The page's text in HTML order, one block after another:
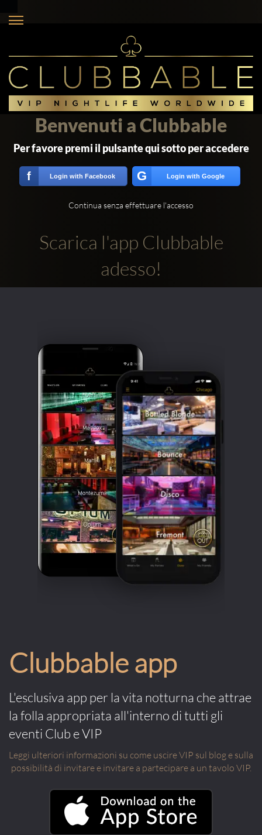
Social
network:
Benvenuti a Clubbable
Per favore premi il pulsante qui sotto per accedere
f Login with Facebook G Login with Google
Continua senza effettuare l'accesso
Scarica l'app Clubbable
adesso!
Clubbable app
L'esclusiva app per la vita notturna che attrae
la folla appropriata all'interno di tutti gli
eventi Club e VIP
Leggi ulteriori informazioni su come uscire VIP sul blog e sulla
possibilità di invitare e invitare a partecipare a un tavolo VIP.